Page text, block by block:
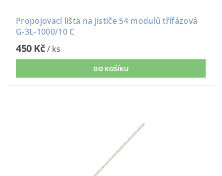
Propojovací lišta na jističe 54 modulů třífázová
G-3L-1000/10 C
450 Kč/ ks